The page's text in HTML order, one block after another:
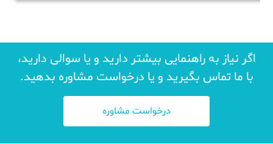
اگر نیاز به راهنمایی بیشتر دارید و یا سوالی دارید،
با ما تماس بگیرید و یا درخواست مشاوره بدهید.
درخواست مشاوره